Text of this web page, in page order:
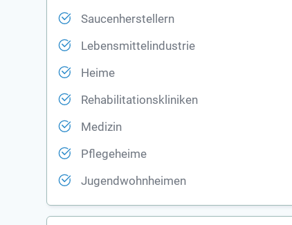
Saucenherstellern
Lebensmittelindustrie
Heime
Rehabilitationskliniken
Medizin
Pflegeheime
Jugendwohnheimen